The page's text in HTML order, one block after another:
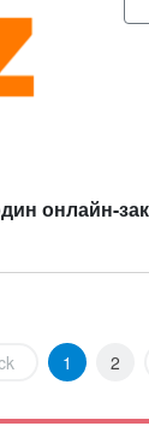
онлайн-
1 2